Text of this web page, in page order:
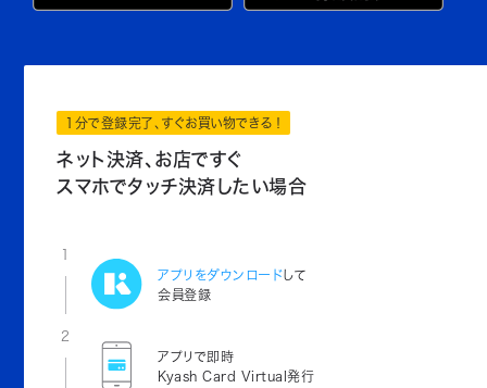
1分で登録完了、すぐお買い物できる！
ネット決済、お店ですぐ
スマホでタッチ決済したい場合
1
アプリをダウンロードして
会員登録
2
アプリで即時
Kyash Card Virtual発行